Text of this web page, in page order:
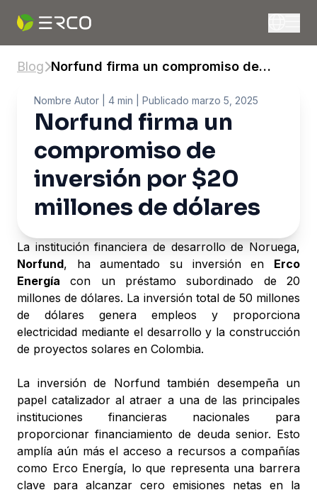
Blog Norfund firma un compromiso de
Nombre Autor | 4 min | Publicado marzo 5, 2025
Norfund firma un
compromiso de
inversión por $20
millones de dólares
La institución financiera de desarrollo de Noruega,
Norfund, ha aumentado su inversión en Erco
Energía con un préstamo subordinado de 20
millones de dólares. La inversión total de 50 millones
de dólares genera empleos y proporciona
electricidad mediante el desarrollo y la construcción
de proyectos solares en Colombia.
La inversión de Norfund también desempeña un
papel catalizador al atraer a una de las principales
instituciones financieras nacionales para
proporcionar financiamiento de deuda senior. Esto
amplía aún más el acceso a recursos a compañías
como Erco Energía, lo que representa una barrera
clave para alcanzar cero emisiones netas en la